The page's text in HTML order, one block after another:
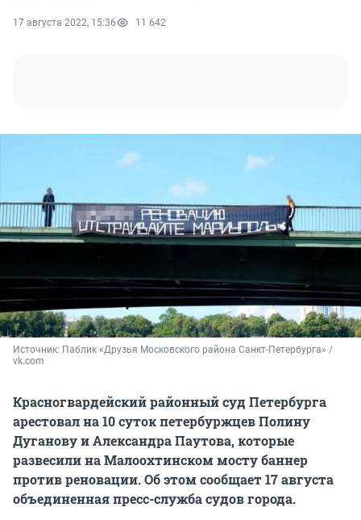
17 августа 2022, 15:36 11 642
Источник: Паблик «Друзья Московского района Санкт-Петербурга» /
vk.com
Красногвардейский районный суд Петербурга
арестовал на 10 суток петербуржцев Полину
Дуганову и Александра Паутова, которые
развесили на Малоохтинском мосту баннер
против реновации. Об этом сообщает 17 августа
объединенная пресс-служба судов города.